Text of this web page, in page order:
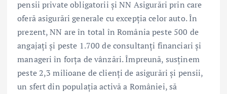
pensii private obligatorii și NN Asigurări prin care
oferă asigurări generale cu excepția celor auto. În
prezent, NN are în total în România peste 500 de
angajați și peste 1.700 de consultanți financiari și
manageri în forța de vânzări. Împreună, susținem
peste 2,3 milioane de clienți de asigurări și pensii,
un sfert din populația activă a României, să